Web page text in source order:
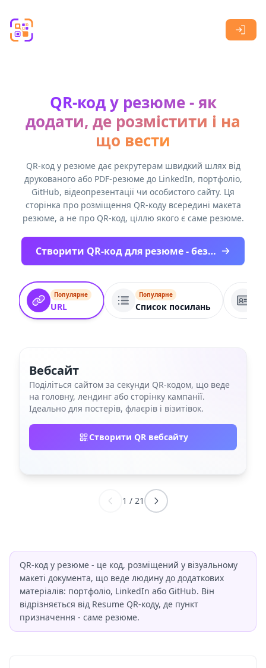
QR-код у резюме - як
додати, де розмістити і на
що вести
QR-код у резюме дає рекрутерам швидкий шлях від
друкованого або PDF-резюме до LinkedIn, портфоліо,
GitHub, відеопрезентації чи особистого сайту. Ця
сторінка про розміщення QR-коду всередині макета
резюме, а не про QR-код, ціллю якого є саме резюме.
Створити QR-код для резюме - безкоштовно
Популярне
URL
Популярне
Список посилань
Вебсайт
Поділіться сайтом за секунди QR‑кодом, що веде
на головну, лендинг або сторінку кампанії.
Ідеально для постерів, флаєрів і візитівок.
Створити QR вебсайту
1 / 21
QR-код у резюме - це код, розміщений у візуальному
макеті документа, що веде людину до додаткових
матеріалів: портфоліо, LinkedIn або GitHub. Він
відрізняється від Resume QR-коду, де пункт
призначення - саме резюме.